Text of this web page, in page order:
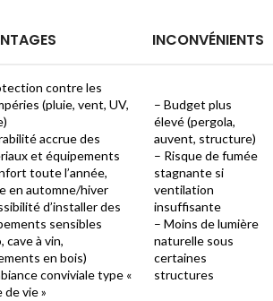
INCONVÉNIENTS
contre les
(pluie, vent, UV,
accrue des
et équipements
toute l’année,
en automne/hiver
d’installer des
sensibles
cave à vin,
en bois)
conviviale type «
de vie »
– Budget plus
élevé (pergola,
auvent, structure)
– Risque de fumée
stagnante si
ventilation
insuffisante
– Moins de lumière
naturelle sous
certaines
structures